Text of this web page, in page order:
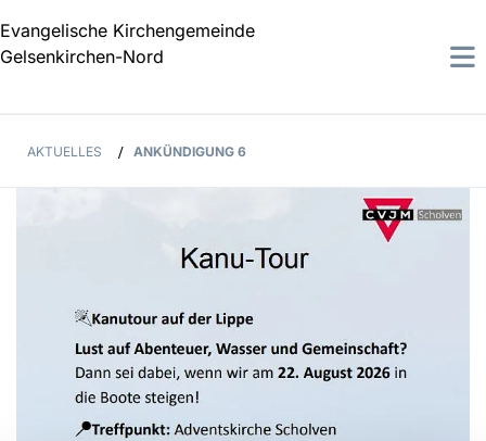
Evangelische Kirchengemeinde
Gelsenkirchen-Nord
AKTUELLES / ANKÜNDIGUNG 6